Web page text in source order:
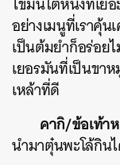
อย่างเมนูที่เราคุ้
เป็นต้มยำก็อร่อย
เยอรมันที่เป็นขา
เหล้าที่ดี
คากิ/ข้อเท้า
นำมาตุ๋นพะโล้กิน